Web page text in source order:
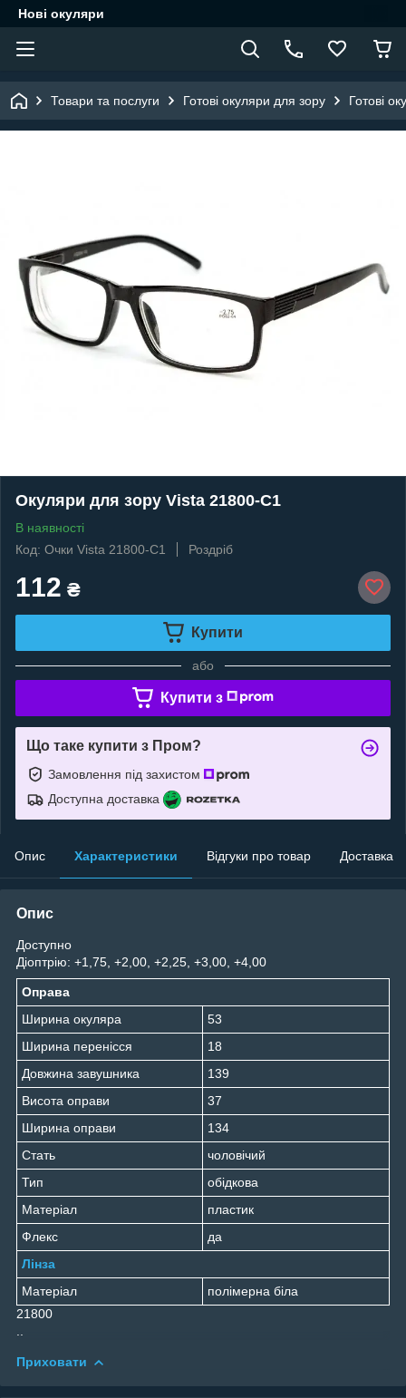
Нові окуляри
Товари та послуги Готові окуляри для зору Готові
Окуляри для зору Vista 21800-C1
В наявності
Код: Очки Vista 21800-C1
Роздріб
112 ₴
Купити
або
Купити з
Що таке купити з Пром?
Замовлення під захистом
Доступна доставка
Опис Характеристики Відгуки про товар Доставка
Опис
Доступно
Діоптрію: +1,75, +2,00, +2,25, +3,00, +4,00
Оправа
Ширина окуляра
53
Ширина перенісся
18
Довжина завушника
139
Висота оправи
37
Ширина оправи
134
Стать
чоловічий
Тип
обідкова
Матеріал
пластик
Флекс
да
Лінза
Матеріал
полімерна біла
21800
Приховати